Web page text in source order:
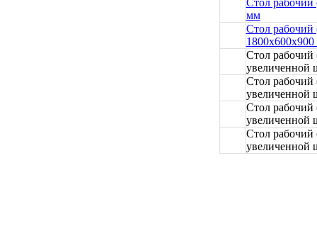
Стол
мм
Стол
Стол
увеличенной
Стол
увеличенной
Стол
увеличенной
Стол
увеличенной